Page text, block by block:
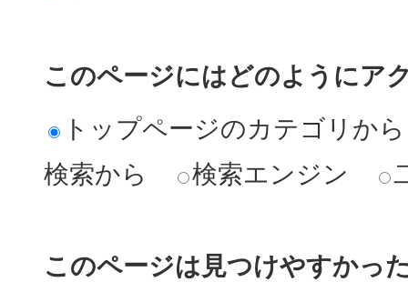
このページにはどのようにア
トップページのカテゴリから
検索から
検索エンジン
このページは見つけやすかっ